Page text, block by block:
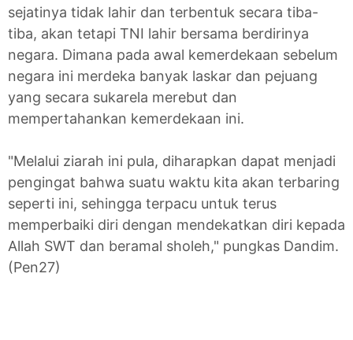
sejatinya tidak lahir dan terbentuk secara tiba-
tiba, akan tetapi TNI lahir bersama berdirinya
negara. Dimana pada awal kemerdekaan sebelum
negara ini merdeka banyak laskar dan pejuang
yang secara sukarela merebut dan
mempertahankan kemerdekaan ini.
"Melalui ziarah ini pula, diharapkan dapat menjadi
pengingat bahwa suatu waktu kita akan terbaring
seperti ini, sehingga terpacu untuk terus
memperbaiki diri dengan mendekatkan diri kepada
Allah SWT dan beramal sholeh," pungkas Dandim.
(Pen27)